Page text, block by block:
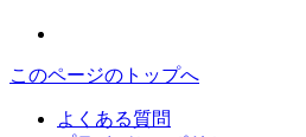
このページのトップへ
よくある質問